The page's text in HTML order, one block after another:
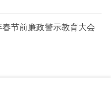
节前廉政警示教育大会